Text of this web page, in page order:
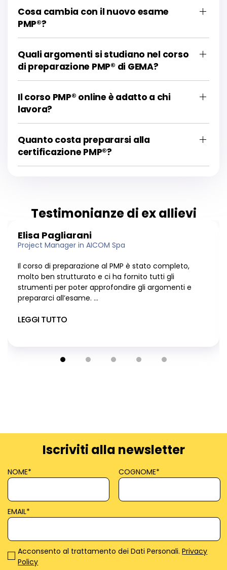
Cosa cambia con il nuovo esame
PMP®?
Quali argomenti si studiano nel corso
di preparazione PMP® di GEMA?
Il corso PMP® online è adatto a chi
lavora?
Quanto costa prepararsi alla
certificazione PMP®?
Testimonianze di ex allievi
Elisa Pagliarani
Project Manager in AICOM Spa
Il corso di preparazione al PMP è stato completo,
molto ben strutturato e ci ha fornito tutti gli
strumenti per poter approfondire gli argomenti e
prepararci all’esame. ...
LEGGI TUTTO
Iscriviti alla newsletter
NOME* COGNOME*
EMAIL*
Acconsento al trattamento dei Dati Personali.Privacy
Policy